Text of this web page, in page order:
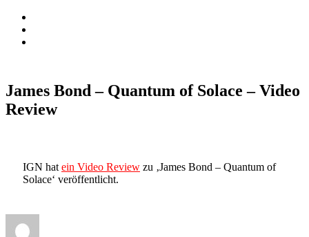
James Bond – Quantum of Solace – Video
Review
IGN hat ein Video Review zu ‚James Bond – Quantum of
Solace‘ veröffentlicht.